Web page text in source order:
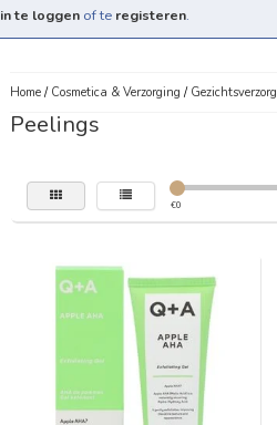
in te loggen of te registeren.
Home/ Cosmetica & Verzorging /
Peelings
€0